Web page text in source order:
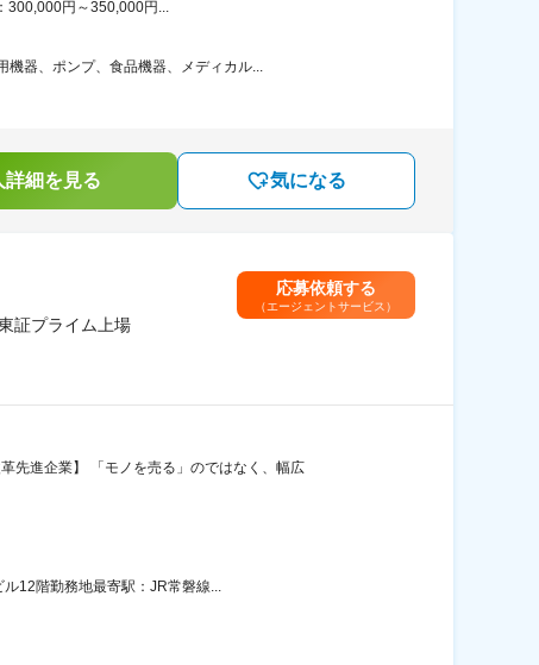
300,000円～350,000円...
器、ポンプ、食品機器、メディカル...
詳細を見る 気になる
証プライム上場
応募依頼する
（エージェントサービス）
先進企業】 「モノを売る」のではなく、幅広
12階勤務地最寄駅：JR常磐線...